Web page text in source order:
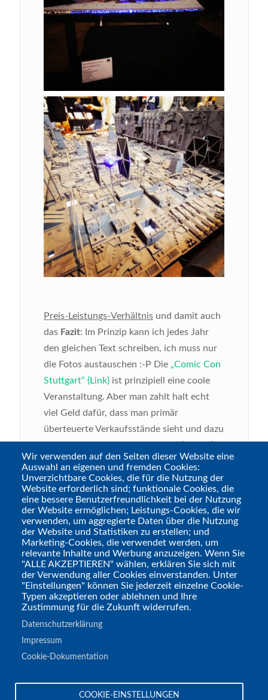
Preis-Leistungs-Verhältnis und damit auch
das Fazit: Im Prinzip kann ich jedes Jahr
den gleichen Text schreiben, ich muss nur
die Fotos austauschen :-P Die „Comic Con
Stuttgart“ (Link) ist prinzipiell eine coole
Veranstaltung. Aber man zahlt halt echt
viel Geld dafür, dass man primär
überteuerte Verkaufsstände sieht und dazu
ein paar ebenfalls sexy Dragqueens, in
diesem Jahr nur mittelprächtige Stars (die
auch nochmal ordentlich Geld wollen) und
ein paar wenige Ausstellungsstücke &
Panels... Vielleicht bin ich aber auch
einfach nicht die Zielgruppe, denn laut der
Abschluss-Pressemitteilung war das hier
wieder ein riesiger Erfolg mit sehr
zufriedenen Besuchenden (Schulnote 1,6 im
Durchschnitt). Gerade wenn man sich für
Cosplay interessiert, um zu sehen und um
selbst gesehen zu werden, ist das hier wohl
die ideale Möglichkeit.
Tags
Messen & Cons
Wir verwenden auf den Seiten dieser Website eine
Auswahl an eigenen und fremden Cookies:
Unverzichtbare Cookies, die für die Nutzung der
Website erforderlich sind; funktionale Cookies, die
eine bessere Benutzerfreundlichkeit bei der Nutzung
der Website ermöglichen; Leistungs-Cookies, die wir
verwenden, um aggregierte Daten über die Nutzung
der Website und Statistiken zu erstellen; und
Marketing-Cookies, die verwendet werden, um
relevante Inhalte und Werbung anzuzeigen. Wenn Sie
"ALLE AKZEPTIEREN" wählen, erklären Sie sich mit
der Verwendung aller Cookies einverstanden. Unter
"Einstellungen" können Sie jederzeit einzelne Cookie-
Typen akzeptieren oder ablehnen und Ihre
Zustimmung für die Zukunft widerrufen.
Datenschutzerklärung
Impressum
Cookie-Dokumentation
COOKIE-EINSTELLUNGEN